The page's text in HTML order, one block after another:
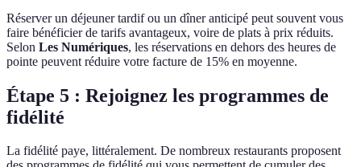
Réserver un déjeuner tardif ou un dîner anticipé peut souvent vous
faire bénéficier de tarifs avantageux, voire de plats à prix réduits.
Selon Les Numériques, les réservations en dehors des heures de
pointe peuvent réduire votre facture de 15% en moyenne.
Étape 5 : Rejoignez les programmes de
fidélité
La fidélité paye, littéralement. De nombreux restaurants proposent